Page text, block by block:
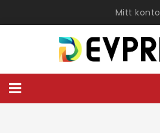
Mitt konto